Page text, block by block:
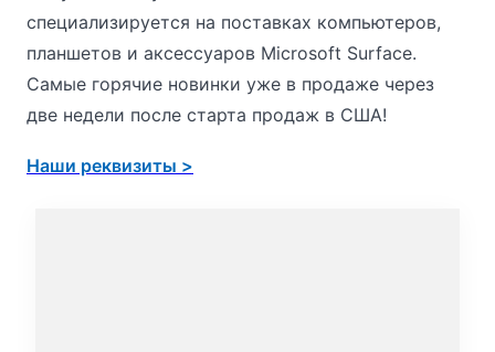
специализируется на поставках компьютеров,
планшетов и аксессуаров Microsoft Surface.
Самые горячие новинки уже в продаже через
две недели после старта продаж в США!
Наши реквизиты >